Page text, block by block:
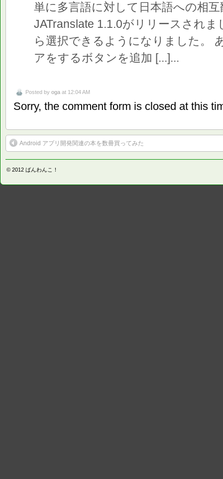
単に多言語に対して日本語への相
JATranslate 1.1.0がリリースされ
ら選択できるようになりました。
アをするボタンを追加 [...]...
Posted by oga at 12:04 AM
Sorry, the comment form is closed at this
Android アプリ開発関連の本を数冊買ってみた
© 2012 ばんわんこ！